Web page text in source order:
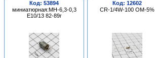
Код: 53894
миниатюрная:МН-6,3-0,3
Е10/13 82-89г
Код: 12602
CR-1/4W-100 ОМ-5%